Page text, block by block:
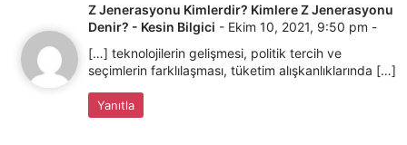
Z Jenerasyonu Kimlerdir? Kimlere Z Jenerasyonu
Denir? - Kesin Bilgici - Ekim 10, 2021, 9:50 pm -
[…] teknolojilerin gelişmesi, politik tercih ve
seçimlerin farklılaşması, tüketim alışkanlıklarında […]
Yanıtla